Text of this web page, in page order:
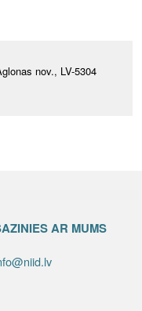
nov., LV-5304
AR MUMS